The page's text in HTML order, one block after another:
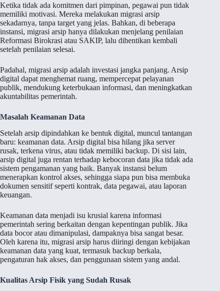
Ketika tidak ada komitmen dari pimpinan, pegawai pun tidak
memiliki motivasi. Mereka melakukan migrasi arsip
sekadarnya, tanpa target yang jelas. Bahkan, di beberapa
instansi, migrasi arsip hanya dilakukan menjelang penilaian
Reformasi Birokrasi atau SAKIP, lalu dihentikan kembali
setelah penilaian selesai.
Padahal, migrasi arsip adalah investasi jangka panjang. Arsip
digital dapat menghemat ruang, mempercepat pelayanan
publik, mendukung keterbukaan informasi, dan meningkatkan
akuntabilitas pemerintah.
Masalah Keamanan Data
Setelah arsip dipindahkan ke bentuk digital, muncul tantangan
baru: keamanan data. Arsip digital bisa hilang jika server
rusak, terkena virus, atau tidak memiliki backup. Di sisi lain,
arsip digital juga rentan terhadap kebocoran data jika tidak ada
sistem pengamanan yang baik. Banyak instansi belum
menerapkan kontrol akses, sehingga siapa pun bisa membuka
dokumen sensitif seperti kontrak, data pegawai, atau laporan
keuangan.
Keamanan data menjadi isu krusial karena informasi
pemerintah sering berkaitan dengan kepentingan publik. Jika
data bocor atau dimanipulasi, dampaknya bisa sangat besar.
Oleh karena itu, migrasi arsip harus diiringi dengan kebijakan
keamanan data yang kuat, termasuk backup berkala,
pengaturan hak akses, dan penggunaan sistem yang andal.
Kualitas Arsip Fisik yang Sudah Rusak